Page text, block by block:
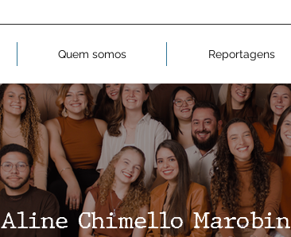
Quem somos Reportagens
Aline Chimello Marobin